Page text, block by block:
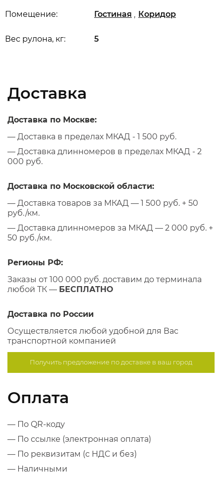
Вес рулона, кг: 5
Помещение: Гостиная , Коридор
Доставка
Доставка по Москве:
— Доставка в пределах МКАД - 1 500 руб.
— Доставка длинномеров в пределах МКАД - 2
000 руб.
Доставка по Московской области:
— Доставка товаров за МКАД — 1 500 руб. + 50
руб./км.
— Доставка длинномеров за МКАД — 2 000 руб. +
50 руб./км.
Регионы РФ:
Заказы от 100 000 руб. доставим до терминала
любой ТК — БЕСПЛАТНО
Доставка по России
Осуществляется любой удобной для Вас
транспортной компанией
Получить предложение подоставке в ваш город
Оплата
— По QR-коду
— По ссылке (электронная оплата)
— По реквизитам (с НДС и без)
— Наличными